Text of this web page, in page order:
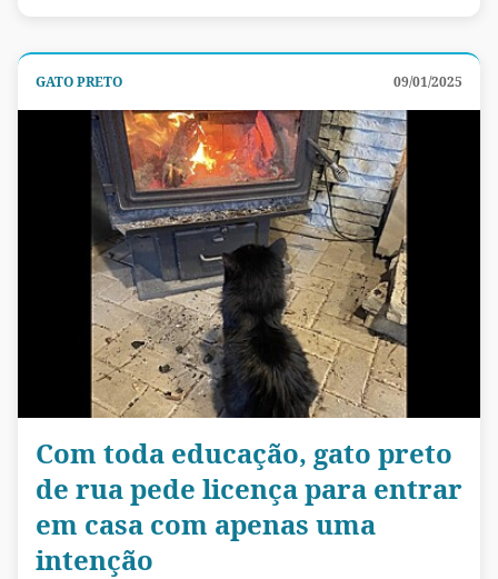
GATO PRETO 09/01/2025
Com toda educação, gato preto
de rua pede licença para entrar
em casa com apenas uma
intenção